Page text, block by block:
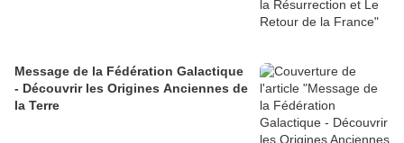
Message de la Fédération Galactique
- Découvrir les Origines Anciennes de
la Terre